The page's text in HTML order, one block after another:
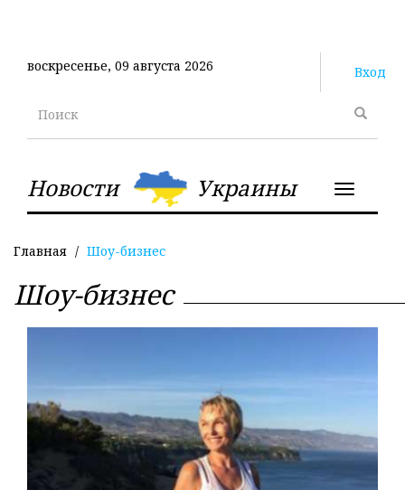
содержанию
воскресенье, 09 августа 2026 Вход
Поиск
Новости Украины
Toggle
Главная Шоу-бизнес
Шоу-бизнес